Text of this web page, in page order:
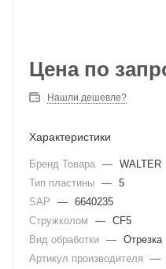
Цена по
Нашли дешевле?
Характеристики
Бренд Товара — WALTER
Тип пластины — 5
SAP
— 6640235
Стружколом
— CF5
Вид обработки — Отрезка
Артикул производителя
—